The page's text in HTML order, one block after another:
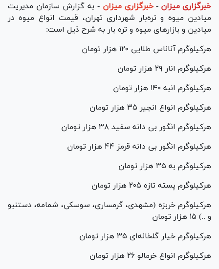
خبرگزاری میزان - خبرگزاری میزان - به گزارش سازمان مدیریت
میادین میوه و تره‌بار شهرداری تهران، قیمت انواع میوه در
میادین و بازار‌های میوه و تره بار به شرح ذیل است:
هرکیلوگرم آناناس طلایی ۱۲۰ هزار تومان
هرکیلوگرم انار ۲۹ هزار تومان
هرکیلوگرم انبه ۱۴۰ هزار تومان
هرکیلوگرم انواع انجیر ۳۵ هزار تومان
هرکیلوگرم انگور بی دانه سفید ۳۸ هزار تومان
هرکیلوگرم انگور بی دانه قرمز ۴۴ هزار تومان
هرکیلوگرم به ۳۵ هزار تومان
هرکیلوگرم پسته تازه ۲۰۵ هزار تومان
هرکیلوگرم خربزه (مشهدی، گرمساری، سوسکی، شمامه، دستنبو
و ..) ۱۵ هزار تومان
هرکیلوگرم خیار گلخانه‌ای ۳۵ هزار تومان
هرکیلوگرم انواع خرمالو ۲۶ هزار تومان